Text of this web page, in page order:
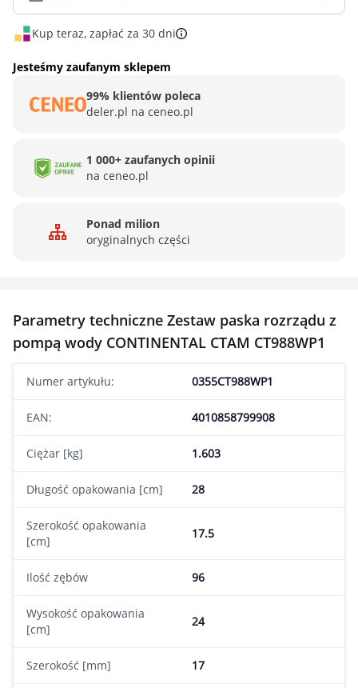
Kup teraz, zapłać za 30 dni
Jesteśmy zaufanym sklepem
99% klientów poleca
deler.pl na ceneo.pl
1 000+ zaufanych opinii
na ceneo.pl
Ponad milion
oryginalnych części
Parametry techniczne Zestaw paska rozrządu z
pompą wody CONTINENTAL CTAM CT988WP1
Numer artykułu: 0355CT988WP1
EAN: 4010858799908
Ciężar [kg] 1.603
Długość opakowania [cm] 28
Szerokość opakowania
[cm]
17.5
Ilość zębów 96
Wysokość opakowania
[cm]
24
Szerokość [mm] 17